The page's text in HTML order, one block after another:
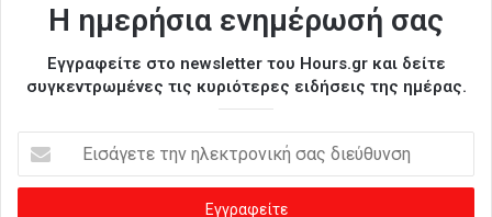
Η ημερήσια ενημέρωσή σας
Εγγραφείτε στο newsletter του Hours.gr και δείτε
συγκεντρωμένες τις κυριότερες ειδήσεις της ημέρας.
σ